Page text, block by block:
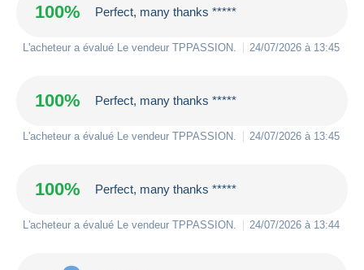
100% Perfect, many thanks *****
L'acheteur a évalué Le vendeur TPPASSION 24/07/2026 à 13:45
100% Perfect, many thanks *****
L'acheteur a évalué Le vendeur TPPASSION 24/07/2026 à 13:45
100% Perfect, many thanks *****
L'acheteur a évalué Le vendeur TPPASSION 24/07/2026 à 13:44